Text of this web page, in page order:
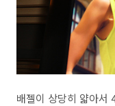
배젤이 상당히 얇아서